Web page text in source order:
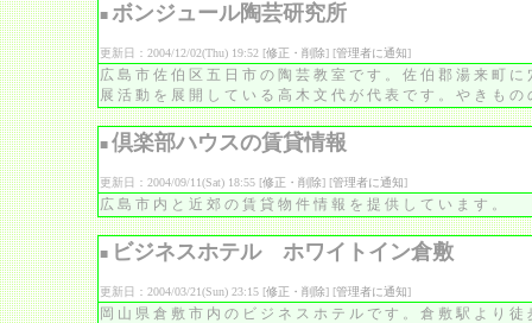
■ ボンジュール陶芸研究所
更新日：2004/12/02(Thu) 19:52 [修正・削除] [管理者に通知]
広島市佐伯区五日市の陶芸教室です。佐伯郡湯来町
展活動を展開している高木文代が代表です。やきも
■ 倶楽部ハウスの賃貸情報
更新日：2004/09/11(Sat) 18:55 [修正・削除] [管理者に通知]
広島市内と近郊の賃貸物件情報を提供しています。
■ ビジネスホテル ホワイトイン倉敷
更新日：2004/03/21(Sun) 23:15 [修正・削除] [管理者に通知]
岡山県倉敷市内のビジネスホテルです。倉敷駅より